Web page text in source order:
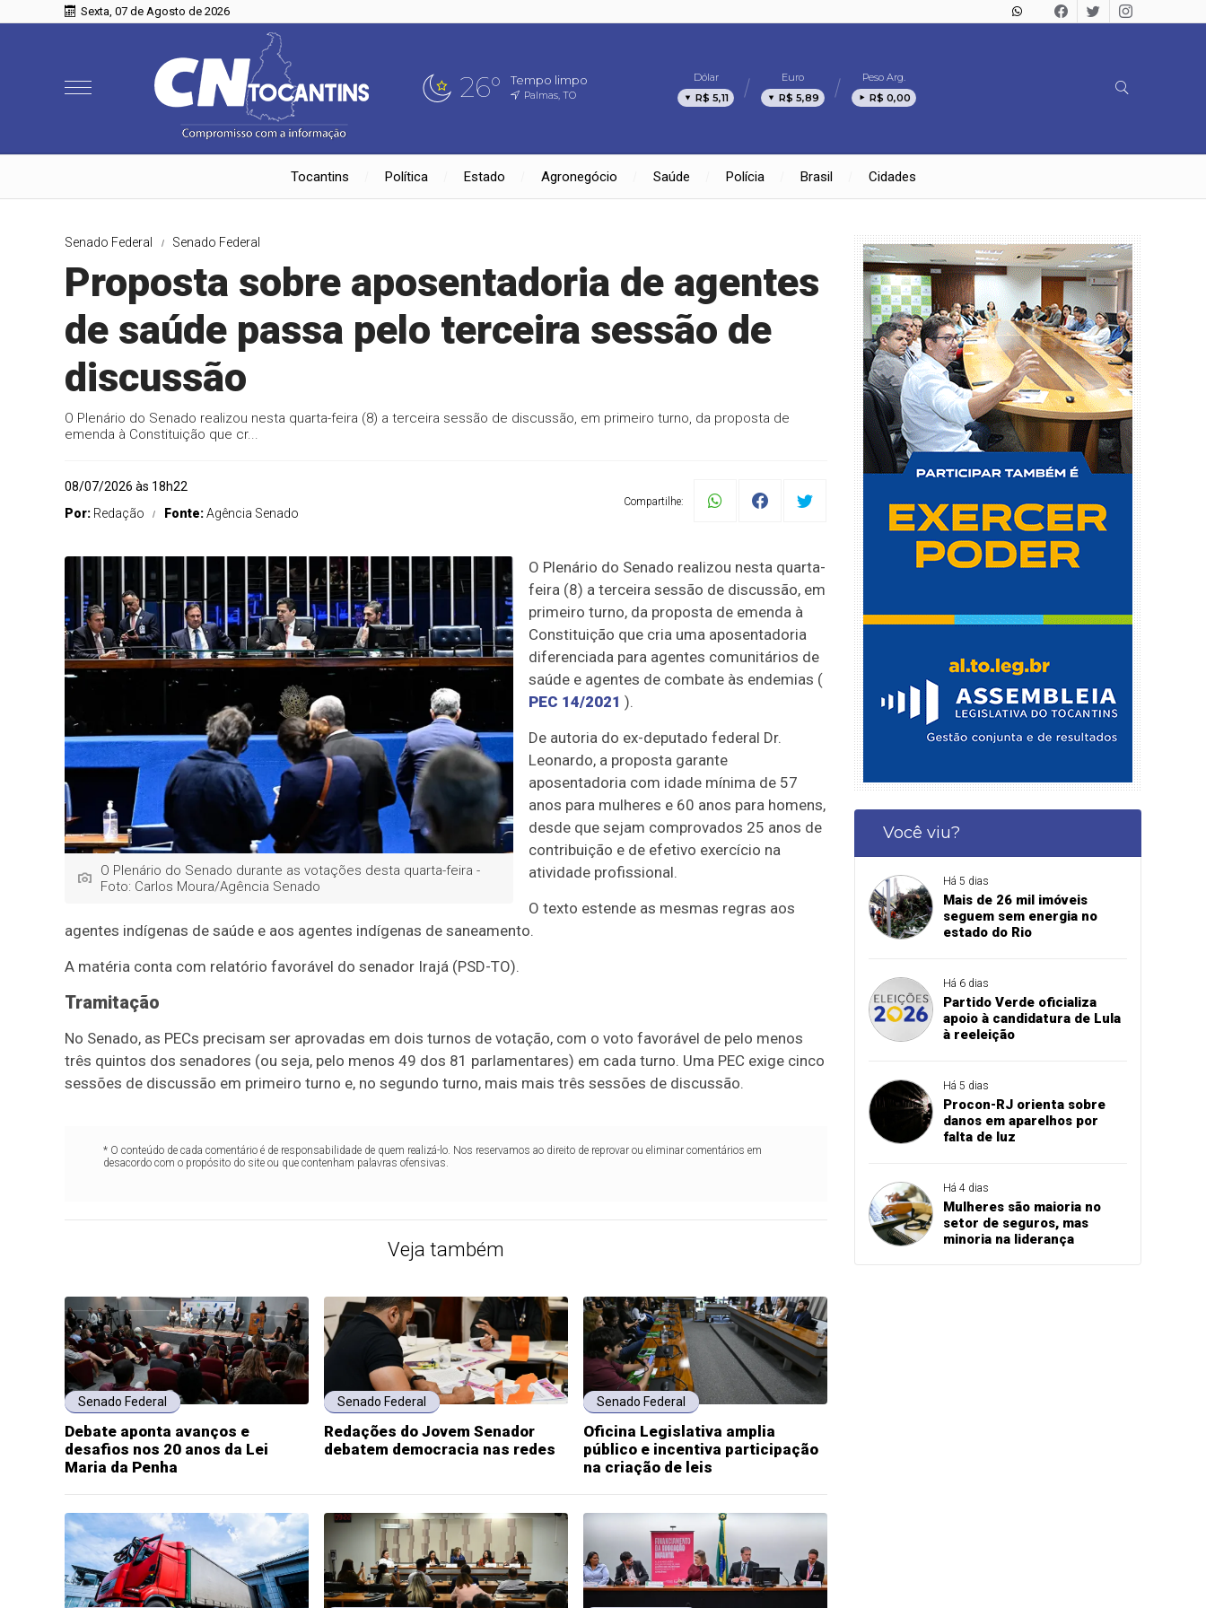
Sexta, 07 de Agosto de 2026
26° Tempo limpo
Palmas, TO
Dólar
R$ 5,11
Euro
R$ 5,89
Peso Arg.
R$ 0,00
Tocantins Política Estado Agronegócio Saúde Polícia Brasil Cidades
Senado Federal Senado Federal
Proposta sobre aposentadoria de agentes
de saúde passa pelo terceira sessão de
discussão
O Plenário do Senado realizou nesta quarta-feira (8) a terceira sessão de discussão, em primeiro turno, da proposta de
emenda à Constituição que cr...
08/07/2026 às 18h22
Por: Redação Fonte:Agência Senado
Compartilhe:
O Plenário do Senado durante as votações desta quarta-feira -
Foto: Carlos Moura/Agência Senado
O Plenário do Senado realizou nesta quarta-
feira (8) a terceira sessão de discussão, em
primeiro turno, da proposta de emenda à
Constituição que cria uma aposentadoria
diferenciada para agentes comunitários de
saúde e agentes de combate às endemias (
PEC 14/2021 ).
De autoria do ex-deputado federal Dr.
Leonardo, a proposta garante
aposentadoria com idade mínima de 57
anos para mulheres e 60 anos para homens,
desde que sejam comprovados 25 anos de
contribuição e de efetivo exercício na
atividade profissional.
O texto estende as mesmas regras aos
agentes indígenas de saúde e aos agentes indígenas de saneamento.
A matéria conta com relatório favorável do senador Irajá (PSD-TO).
Tramitação
No Senado, as PECs precisam ser aprovadas em dois turnos de votação, com o voto favorável de pelo menos
três quintos dos senadores (ou seja, pelo menos 49 dos 81 parlamentares) em cada turno. Uma PEC exige cinco
sessões de discussão em primeiro turno e, no segundo turno, mais mais três sessões de discussão.
* O conteúdo de cada comentário é de responsabilidade de quem realizá-lo. Nos reservamos ao direito de reprovar ou eliminar comentários em
desacordo com o propósito do site ou que contenham palavras ofensivas.
Veja também
Senado Federal
Debate aponta avanços e
desafios nos 20 anos da Lei
Maria da Penha
Senado Federal
Redações do Jovem Senador
debatem democracia nas redes
Senado Federal
Oficina Legislativa amplia
público e incentiva participação
na criação de leis
Você viu?
Há 5 dias
Mais de 26 mil imóveis
seguem sem energia no
estado do Rio
Há 6 dias
Partido Verde oficializa
apoio à candidatura de Lula
à reeleição
Há 5 dias
Procon-RJ orienta sobre
danos em aparelhos por
falta de luz
Há 4 dias
Mulheres são maioria no
setor de seguros, mas
minoria na liderança